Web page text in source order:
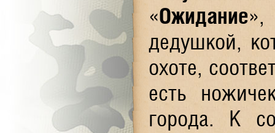
«Ожидание»,
дедушкой,
охоте,
есть
города. К